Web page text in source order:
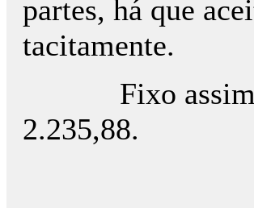
partes, há que
tacitamente.
Fixo assim à
2.235,88.